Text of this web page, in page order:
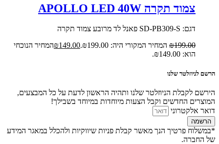
צמוד תקרה APOLLO LED 40W
דגם: SD-PB309-S פאנל לד מרובע צמוד תקרה
₪199.00 המחיר המקורי היה: ₪199.00. ₪149.00
המחיר הנוכחי
הוא: ₪149.00.
הרשם לניוזלטר שלנו
הירשם לקבלת הניוזלטר שלנו ותהיה הראשון לדעת על כל המבצעים,
המוצרים החדשים וקבל הצעות מיוחדות במיוחד בשבילך!
דואר אלקטרוני
הרשמה
*במשלוח פרטיך הנך מאשר קבלת פניות שיווקיות ולהכלל במאגר המידע
של החברה.